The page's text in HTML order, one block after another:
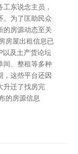
东说念主员，
。为了匡助民众
的房源动态至关
房屋出租信息已
以及土产货论坛
间、整租等多种
，这些平台还因
升迁了找房完
的房源信息